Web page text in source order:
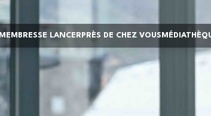
MEMBRESSE LANCER PRÈS DE CHEZ VOUS